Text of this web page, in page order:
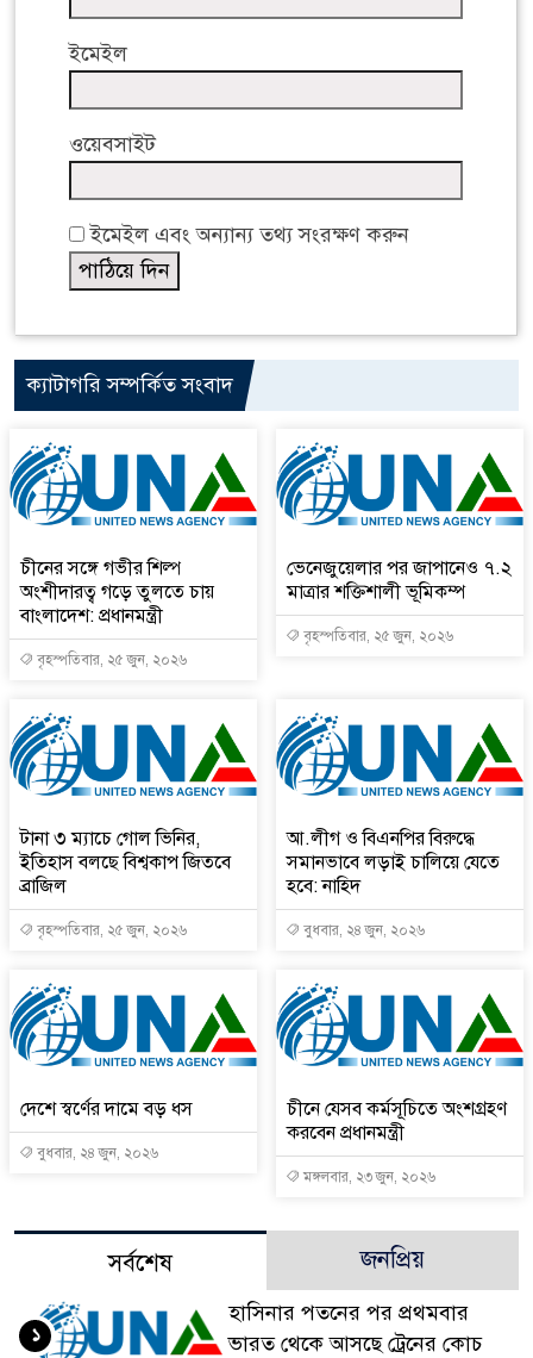
ইমেইল
ওয়েবসাইট
ইমেইল এবং অন্যান্য তথ্য সংরক্ষণ করুন
ক্যাটাগরি সম্পর্কিত সংবাদ
চীনের সঙ্গে গভীর শিল্প
অংশীদারত্ব গড়ে তুলতে চায়
বাংলাদেশ: প্রধানমন্ত্রী
বৃহস্পতিবার, ২৫ জুন, ২০২৬
ভেনেজুয়েলার পর জাপানেও ৭.২
মাত্রার শক্তিশালী ভূমিকম্প
বৃহস্পতিবার, ২৫ জুন, ২০২৬
টানা ৩ ম্যাচে গোল ভিনির,
ইতিহাস বলছে বিশ্বকাপ জিতবে
ব্রাজিল
বৃহস্পতিবার, ২৫ জুন, ২০২৬
আ.লীগ ও বিএনপির বিরুদ্ধে
সমানভাবে লড়াই চালিয়ে যেতে
হবে: নাহিদ
বুধবার, ২৪ জুন, ২০২৬
দেশে স্বর্ণের দামে বড় ধস
বুধবার, ২৪ জুন, ২০২৬
চীনে যেসব কর্মসূচিতে অংশগ্রহণ
করবেন প্রধানমন্ত্রী
মঙ্গলবার, ২৩ জুন, ২০২৬
সর্বশেষ জনপ্রিয়
হাসিনার পতনের পর প্রথমবার
ভারত থেকে আসছে ট্রেনের কোচ
১